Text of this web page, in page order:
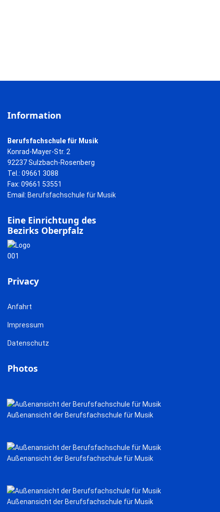
Information
Berufsfachschule für Musik
Konrad-Mayer-Str. 2
92237 Sulzbach-Rosenberg
Tel.: 09661 3088
Fax: 09661 53551
Email: Berufsfachschule für Musik
Eine Einrichtung des
Bezirks Oberpfalz
Privacy
Anfahrt
Impressum
Datenschutz
Photos
Außenansicht der Berufsfachschule für Musik
Außenansicht der Berufsfachschule für Musik
Außenansicht der Berufsfachschule für Musik